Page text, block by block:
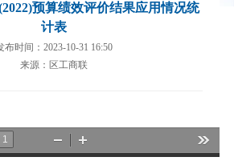
预算绩效评价结果应用情况统
计表
布时间：2023-10-31 16:50
来源：区工商联